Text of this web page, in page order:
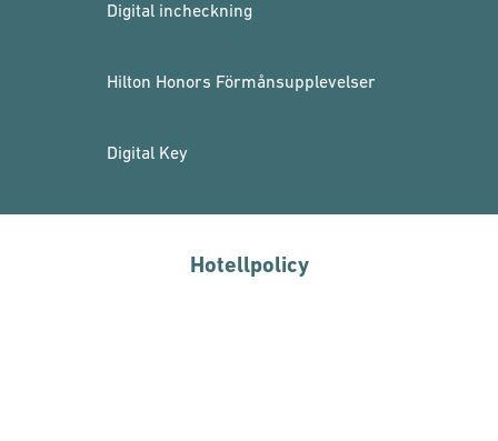
Digital incheckning
Hilton Honors Förmånsupplevelser
Digital Key
Hotellpolicy